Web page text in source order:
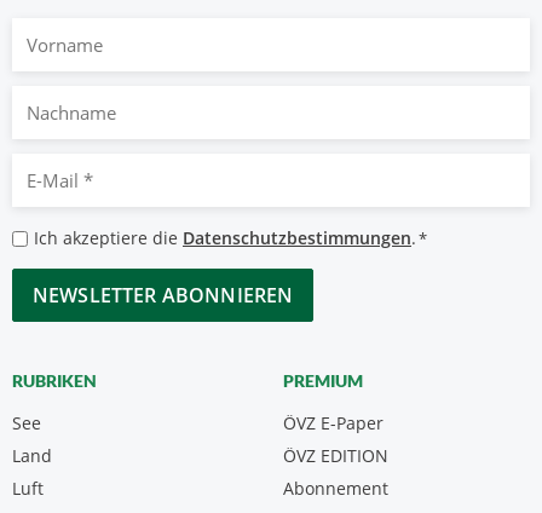
Nachname
Mail
*
Datenschutzbestimmungen
*
Ich akzeptiere die Datenschutzbestimmungen.*
CAPTCHA
RUBRIKEN
See
Land
Luft
PREMIUM
ÖVZ E-Paper
Abonnement
ÖVZ EDITION